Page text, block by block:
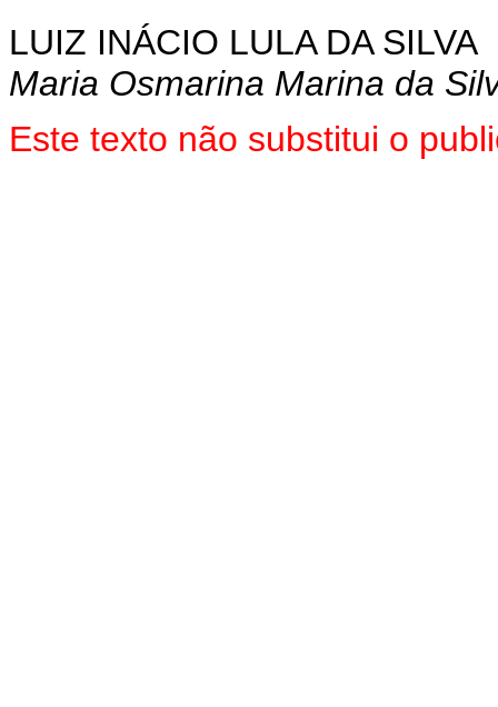
LUIZ INÁCIO LULA DA SILVA
Maria Osmarina Marina da
Este texto não substitui o